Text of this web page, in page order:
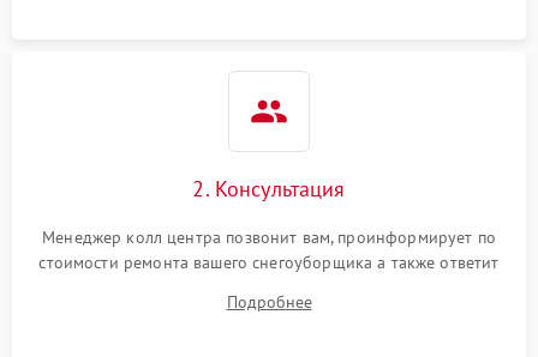
2. Консультация
Менеджер колл центра позвонит вам, проинформирует по
стоимости ремонта вашего снегоуборщика а также ответит
Подробнее